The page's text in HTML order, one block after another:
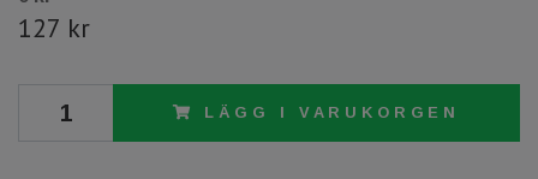
127 kr
LÄGG I VARUKORGEN